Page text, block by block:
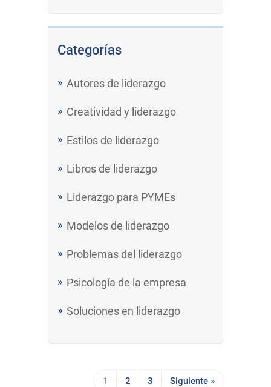
Categorías
Autores de liderazgo
Creatividad y liderazgo
Estilos de liderazgo
Libros de liderazgo
Liderazgo para PYMEs
Modelos de liderazgo
Problemas del liderazgo
Psicología de la empresa
Soluciones en liderazgo
1 2 3 Siguiente »